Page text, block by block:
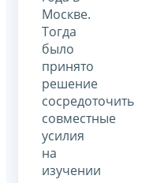
Москве.
Тогда
было
принято
решение
сосредоточить
совместные
усилия
на
изучении